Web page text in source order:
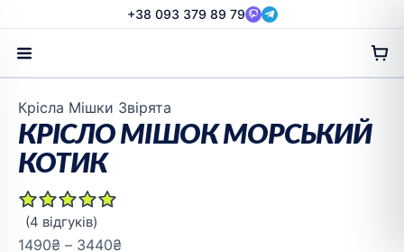
+38 093 379 89 79
вмісту
Крісла Мішки Звірята
КРІСЛО МІШОК МОРСЬКИЙ
КОТИК
(4 відгуків)
1490₴ – 3440₴
цін:
від